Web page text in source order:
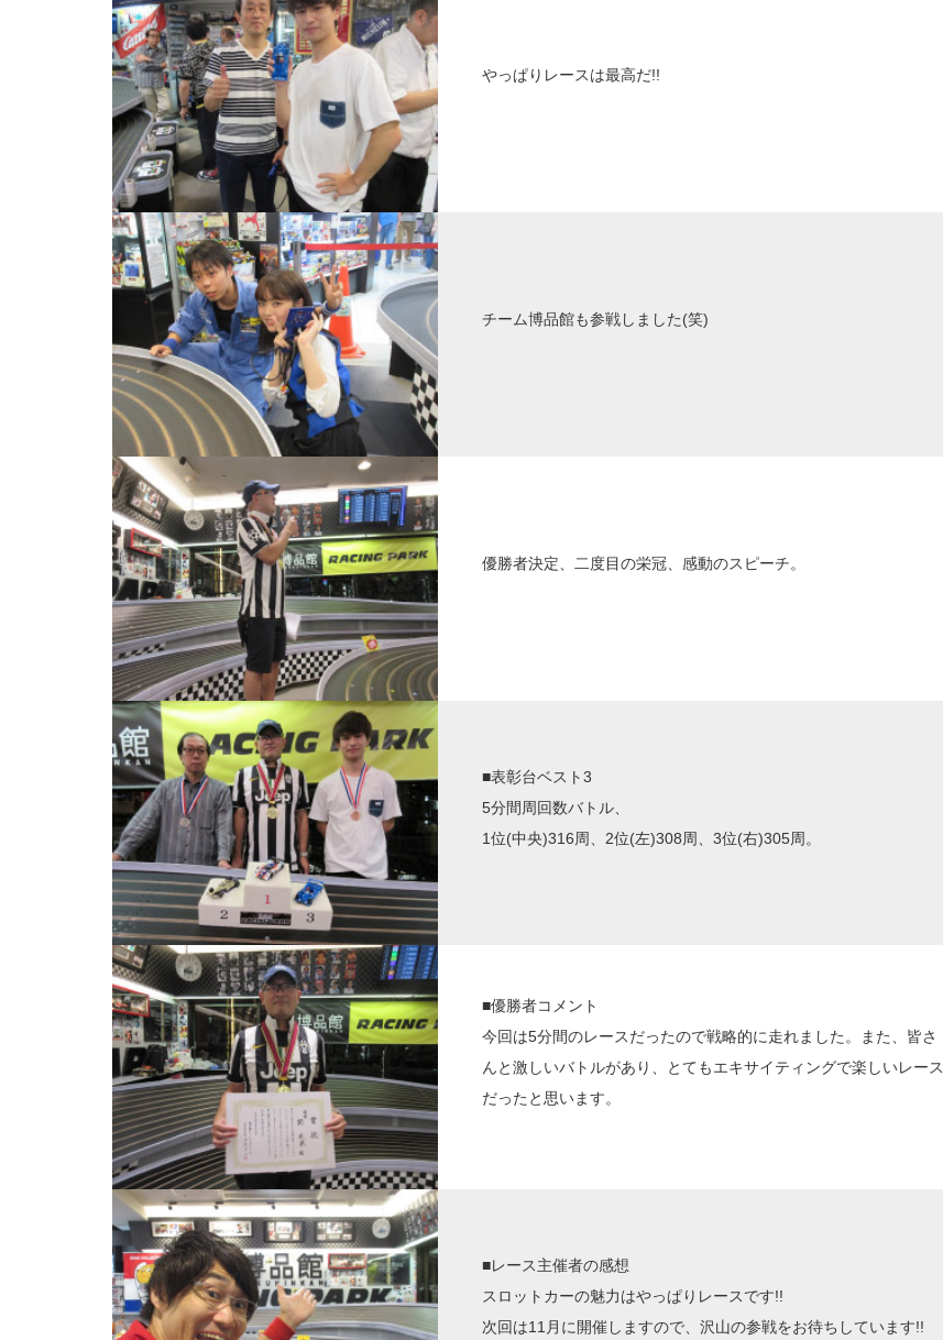
やっぱりレースは最高だ!!
チーム博品館も参戦しました(笑)
優勝者決定、二度目の栄冠、感動のスピーチ。
■表彰台ベスト3
5分間周回数バトル、
1位(中央)316周、2位(左)308周、3位(右)305周。
■優勝者コメント
今回は5分間のレースだったので戦略的に走れました。また、皆さ
んと激しいバトルがあり、とてもエキサイティングで楽しいレース
だったと思います。
■レース主催者の感想
スロットカーの魅力はやっぱりレースです!!
次回は11月に開催しますので、沢山の参戦をお待ちしています!!